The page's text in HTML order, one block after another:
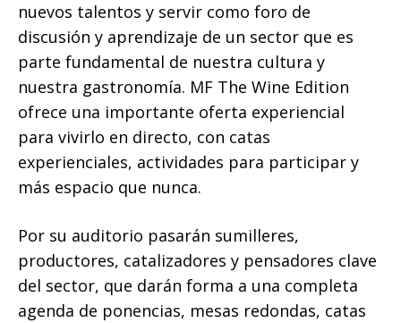
nuevos talentos y servir como foro de
discusión y aprendizaje de un sector que es
parte fundamental de nuestra cultura y
nuestra gastronomía. MF The Wine Edition
ofrece una importante oferta experiencial
para vivirlo en directo, con catas
experienciales, actividades para participar y
más espacio que nunca.
Por su auditorio pasarán sumilleres,
productores, catalizadores y pensadores clave
del sector, que darán forma a una completa
agenda de ponencias, mesas redondas, catas